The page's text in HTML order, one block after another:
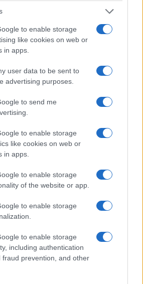
to enable storage
like cookies on web or
in apps.
user data to be sent to
advertising purposes.
to send me
to enable storage
like cookies on web or
in apps.
to enable storage
of the website or app.
to enable storage
to enable storage
including authentication
fraud prevention, and other
Βόσπορο: Τα δύο αγιάσματα
που κρατούν ζωντανή τη
Σωτήριος αποχωρεί
διακονίας – Ξεκινούν οι